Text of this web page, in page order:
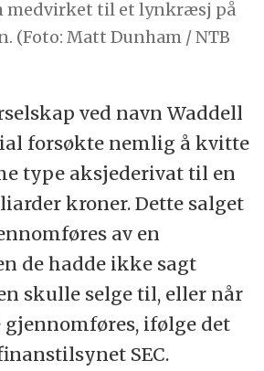
medvirket til et lynkræsj på
(Foto: Matt Dunham / NTB
ved navn Waddell
forsøkte nemlig å kvitte
type aksjederivat til en
kroner. Dette salget
av en
de hadde ikke sagt
skulle selge til, eller når
gjennomføres, ifølge det
SEC.